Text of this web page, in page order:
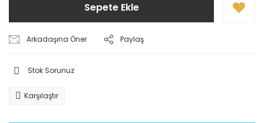
Sepete Ekle
Arkadaşına Öner Paylaş
Stok Sorunuz
Karşılaştır